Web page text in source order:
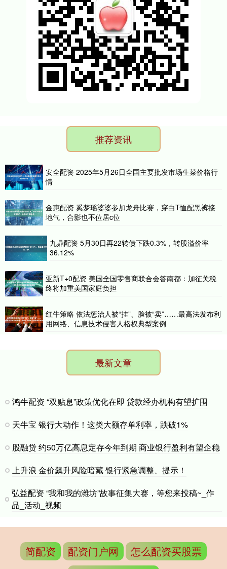
推荐资讯
安全配资 2025年5月26日全国主要批发市场生菜价格行
情
金惠配资 奚梦瑶婆婆参加龙舟比赛，穿白T恤配黑裤接
地气，合影也不位居c位
九鼎配资 5月30日再22转债下跌0.3%，转股溢价率
36.12%
亚新T+0配资 美国全国零售商联合会答南都：加征关税
终将加重美国家庭负担
红牛策略 依法惩治人被“挂”、脸被“卖”……最高法发布利
用网络、信息技术侵害人格权典型案例
最新文章
鸿牛配资 “双贴息”政策优化在即 贷款经办机构有望扩围
天牛宝 银行大动作！这类大额存单利率，跌破1%
股融贷 约50万亿高息定存今年到期 商业银行盈利有望企稳
上升浪 金价飙升风险暗藏 银行紧急调整、提示！
弘益配资 “我和我的潍坊”故事征集大赛，等您来投稿~_作
品_活动_视频
简配资 配资门户网
怎么配资买股票